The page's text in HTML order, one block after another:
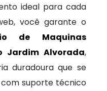
ideal para cada
você garante o
de Maquinas
Jardim Alvorada,
duradoura que se
suporte técnico